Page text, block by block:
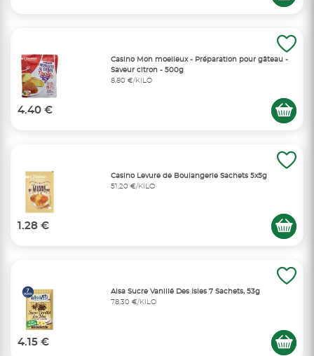
Casino Mon moelleux - Préparation pour gâteau -
Saveur citron - 500g
8,80 €/KILO
4.40 €
Casino Levure de Boulangerie Sachets 5x5g
51,20 €/KILO
1.28 €
Alsa Sucre Vanillé Des Isles 7 Sachets, 53g
78,30 €/KILO
4.15 €